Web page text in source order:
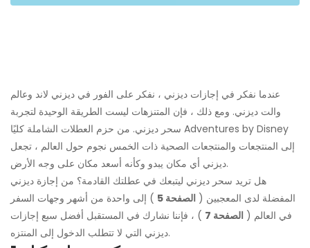
عندما نفكر في إجازات ديزني ، نفكر على الفور في ديزني لاند وعالم
والت ديزني. ومع ذلك ، فإن المتنزهات ليست الطريقة الوحيدة لتجربة
سحر ديزني. من حزم العطلات الشاملة كليًا Adventures by Disney
إلى المنتجعات والمنتجعات الصحية ذات الخمس نجوم حول العالم ، تجعل
ديزني أي مكان يبدو وكأنه أسعد مكان على وجه الأرض.
هل تريد سحر ديزني ليتبعك في عطلتك القادمة؟ من إجازة ديزني
المفضلة لدى المعجبين ( الصفحة 5
) إلى واحدة من أشهر وجهات السفر
في العالم ( الصفحة 7
) ، فإننا نشارك في المستقبل أفضل سبع إجازات
ديزني التي لا تتطلب الدخول إلى المنتزه.